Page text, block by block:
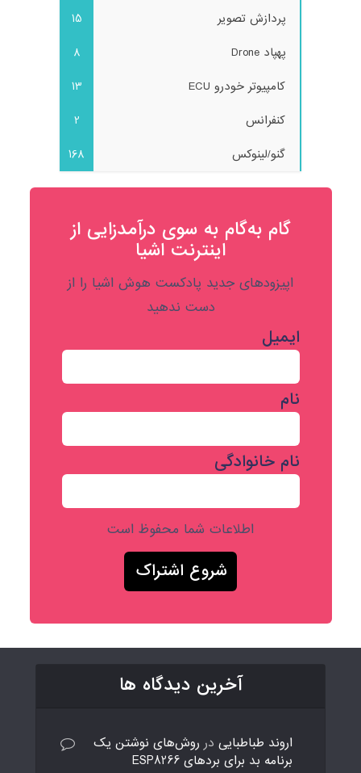
پردازش تصویر
15
پهپاد Drone
8
کامپیوتر خودرو ECU
13
کنفرانس
2
گنو/لینوکس
168
گام به‌گام به‌ سوی درآمدزایی از
اینترنت اشیا
اپیزودهای جدید پادکست هوش اشیا را از
دست ندهید
ایمیل
نام
نام خانوادگی
اطلاعات شما محفوظ است
آخرین دیدگاه ها
اروند طباطبایی در روش‌های نوشتن یک
برنامه بد برای بردهای ESP8266